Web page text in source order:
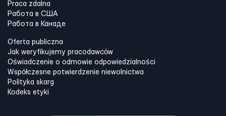
Praca zdalna
Работа в США
Работа в Канадe
Oferta publiczna
Jak weryfikujemy pracodawców
Oświadczenie o odmowie odpowiedzialności
Współczesne potwierdzenie niewolnictwa
Polityka skarg
Kodeks etyki